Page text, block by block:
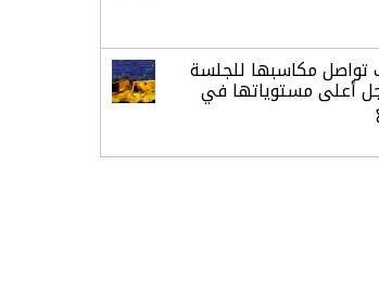
تواصل مكاسبها للجلسة
أعلى مستوياتها في